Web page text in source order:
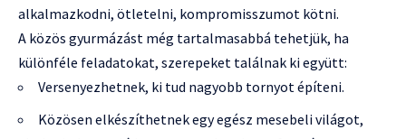
alkalmazkodni, ötletelni, kompromisszumot kötni.
A közös gyurmázást még tartalmasabbá tehetjük, ha
különféle feladatokat, szerepeket találnak ki együtt:
Versenyezhetnek, ki tud nagyobb tornyot építeni.
Közösen elkészíthetnek egy egész mesebeli világot,